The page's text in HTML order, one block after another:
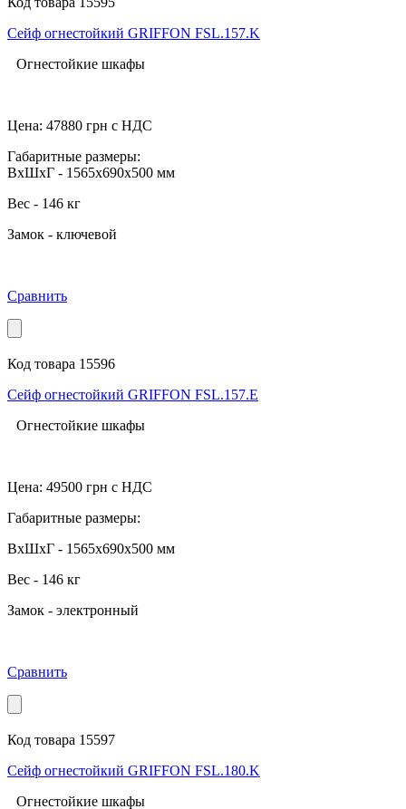
Сейф огнестойкий GRIFFON FSL.157.K
Огнестойкие шкафы
Цена: 47880 грн с НДС
Габаритные размеры:
ВхШхГ - 1565x690x500 мм
Вес - 146 кг
Замок - ключевой
Сравнить
Код товара 15596
Сейф огнестойкий GRIFFON FSL.157.Е
Огнестойкие шкафы
Цена: 49500 грн с НДС
Габаритные размеры:
ВхШхГ - 1565x690x500 мм
Вес - 146 кг
Замок - электронный
Сравнить
Код товара 15597
Сейф огнестойкий GRIFFON FSL.180.K
Огнестойкие шкафы